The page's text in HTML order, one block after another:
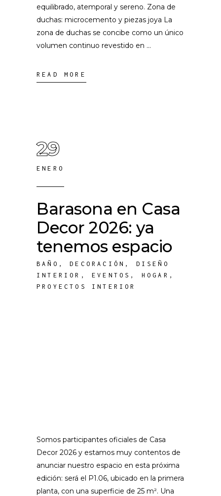
equilibrado, atemporal y sereno. Zona de
duchas: microcemento y piezas joya La
zona de duchas se concibe como un único
volumen continuo revestido en
READ MORE
29
ENERO
Barasona en Casa
Decor 2026: ya
tenemos espacio
BAÑO ,DECORACIÓN , DISEÑO
INTERIOR ,EVENTOS , HOGAR ,
PROYECTOS INTERIOR
Somos participantes oficiales de Casa
Decor 2026 y estamos muy contentos de
anunciar nuestro espacio en esta próxima
edición: será el P1.06, ubicado en la primera
planta, con una superficie de 25 m². Una